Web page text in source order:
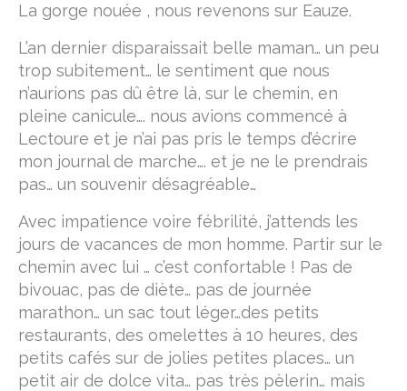
Le sentier d’Abraham
camino primitivo
sur le chemin de Rome
via Francigena
Via Cluniacensis
Via Lugdunum
Via Podiensis
Vallée du Célé
Camino Francès
La gorge nouée , nous revenons sur Eauze.
L’an dernier disparaissait belle maman… un peu
trop subitement… le sentiment que nous
n’aurions pas dû être là, sur le chemin, en
pleine canicule…. nous avions commencé à
Lectoure et je n’ai pas pris le temps d’écrire
mon journal de marche…. et je ne le prendrais
pas… un souvenir désagréable…
Avec impatience voire fébrilité, j’attends les
jours de vacances de mon homme. Partir sur le
chemin avec lui … c’est confortable ! Pas de
bivouac, pas de diète… pas de journée
marathon… un sac tout léger…des petits
restaurants, des omelettes à 10 heures, des
petits cafés sur de jolies petites places… un
petit air de dolce vita… pas très pèlerin… mais